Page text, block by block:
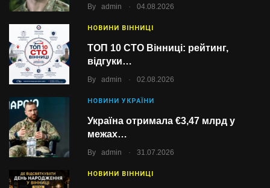
By admin . 04.08.2026
НОВИНИ ВІННИЦІ
ТОП 10 СТО Вінниці: рейтинг,
відгуки…
By admin . 02.08.2026
НОВИНИ УКРАЇНИ
Україна отримала €3,47 млрд у
межах…
By admin . 31.07.2026
НОВИНИ ВІННИЦІ